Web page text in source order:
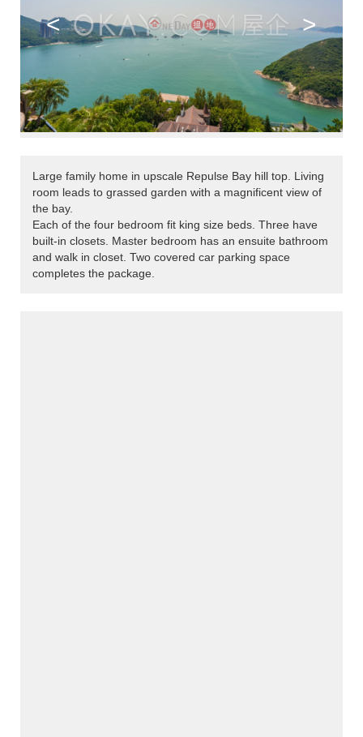
< >
Large family home in upscale Repulse Bay hill top. Living
room leads to grassed garden with a magnificent view of
the bay.
Each of the four bedroom fit king size beds. Three have
built-in closets. Master bedroom has an ensuite bathroom
and walk in closet. Two covered car parking space
completes the package.